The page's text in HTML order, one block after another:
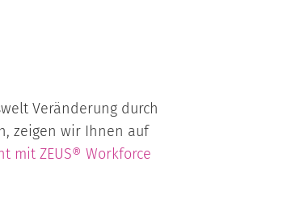
Veränderung durch
zeigen wir Ihnen auf
mit ZEUS® Workforce